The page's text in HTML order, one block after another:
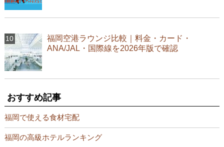
福岡空港ラウンジ比較｜料金・カード・
ANA/JAL・国際線を2026年版で確認
おすすめ記事
福岡で使える食材宅配
福岡の高級ホテルランキング